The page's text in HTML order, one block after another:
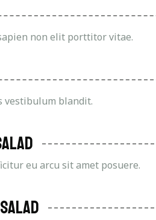
non elit porttitor vitae.
vestibulum blandit.
eu arcu sit amet posuere.